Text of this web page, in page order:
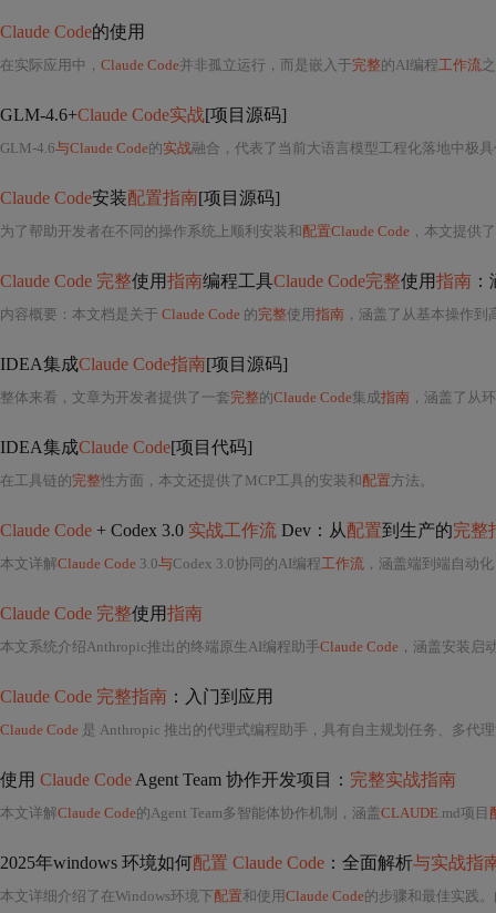
Claude Code的使用
在实际应用中， Claude Code并非孤立运行，而是嵌入于完整的AI编程工作流之
GLM-4.6+Claude Code实战[项目源码]
GLM-4.6与Claude Code的实战融合，代表了当前大语言模型工程化落地中极具代表性的双轨协同范式：一方面以
Claude Code安装配置指南[项目源码]
为了帮助开发者在不同的操作系统上顺利安装和配置Claude Code ，本文提供
Claude Code 完整使用指南编程工具Claude Code完整使用指南
内容概要：本文档是关于 Claude Code 的完整使用指南 ，涵盖了从基本操作到高级功能的详细说明。它首先介绍
IDEA集成Claude Code指南[项目源码]
整体来看，文章为开发者提供了一套完整的Claude Code集成指南 ，涵盖了从
IDEA集成Claude Code[项目代码]
在工具链的完整性方面，本文还提供了MCP工具的安装和配置方法。
Claude Code + Codex 3.0 实战工作流 Dev：从配置到生产的完整
本文详解Claude Code 3.0与Codex 3.0协同的AI编程工作流 ，涵盖端到端自动化（需求澄清→代码生成
Claude Code 完整使用指南
本文系统介绍Anthropic推出的终端原生AI编程助手Claude Code ，涵盖安装启动、斜杠
Claude Code 完整指南 ：入门到应用
Claude Code 是 Anthropic 推出的代理式编程助手，具有自主规划任务、多代理协作等
使用 Claude Code Agent Team 协作开发项目： 完整实战指南
本文详解Claude Code的Agent Team多智能体协作机制，涵盖 CLAUDE.md项目
2025年windows 环境如何配置 Claude Code ：全面解析与实战指
本文详细介绍了在Windows环境下配置和使用Claude Code的步骤和最佳实践